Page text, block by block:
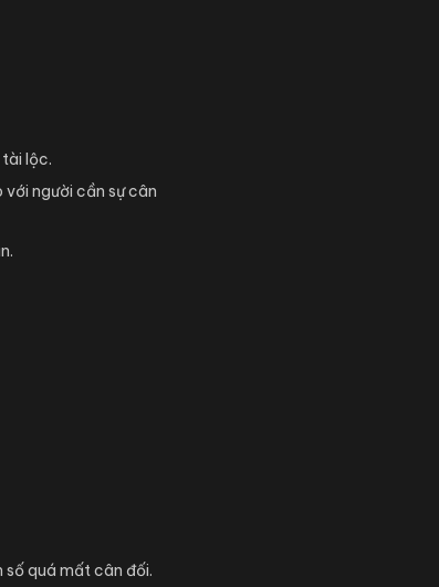
lộc.
người cần sự cân
số quá mất cân đối.